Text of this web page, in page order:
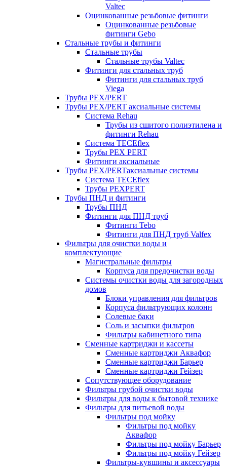
Valtec
Оцинкованные резьбовые фитинги
Оцинкованные резьбовые
фитинги Gebo
Стальные трубы и фитинги
Стальные трубы
Стальные трубы Valtec
Фитинги для стальных труб
Фитинги для стальных труб
Viega
Трубы PEX/PERT
Трубы PEX/PERT аксиальные системы
Система Rehau
Трубы из сшитого полиэтилена и
фитинги Rehau
Система TECEflex
Трубы PEX PERT
Фитинги аксиальные
Трубы PEX/PERTаксиальные системы
Система TECEflex
Трубы PEXPERT
Трубы ПНД и фитинги
Трубы ПНД
Фитинги для ПНД труб
Фитинги Tebo
Фитинги для ПНД труб Valfex
Фильтры для очистки воды и
комплектующие
Магистральные фильтры
Корпуса для предочистки воды
Системы очистки воды для загородных
домов
Блоки управления для фильтров
Корпуса фильтрующих колонн
Солевые баки
Соль и засыпки фильтров
Фильтры кабинетного типа
Сменные картриджи и кассеты
Сменные картриджи Аквафор
Сменные картриджи Барьер
Сменные картриджи Гейзер
Сопутствующее оборудование
Фильтры грубой очистки воды
Фильтры для воды к бытовой технике
Фильтры для питьевой воды
Фильтры под мойку
Фильтры под мойку
Аквафор
Фильтры под мойку Барьер
Фильтры под мойку Гейзер
Фильтры-кувшины и аксессуары